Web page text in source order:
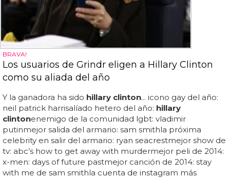
BRAVA!
Los usuarios de Grindr eligen a Hillary Clinton
como su aliada del año
Y la ganadora ha sido hillary clinton... icono gay del año:
neil patrick harrisalíado hetero del año: hillary
clintonenemigo de la comunidad lgbt: vladimir
putinmejor salida del armario: sam smithla próxima
celebrity en salir del armario: ryan seacrestmejor show de
tv: abc’s how to get away with murdermejor peli de 2014:
x-men: days of future pastmejor canción de 2014: stay
with me de sam smithla cuenta de instagram más